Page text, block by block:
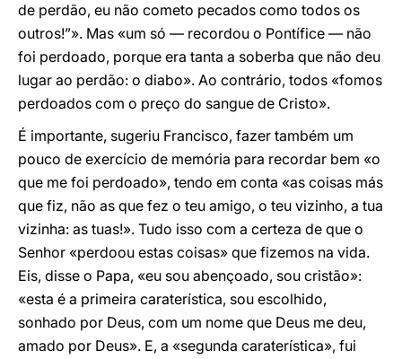
de perdão, eu não cometo pecados como todos os
outros!”». Mas «um só — recordou o Pontífice — não
foi perdoado, porque era tanta a soberba que não deu
lugar ao perdão: o diabo». Ao contrário, todos «fomos
perdoados com o preço do sangue de Cristo».
É importante, sugeriu Francisco, fazer também um
pouco de exercício de memória para recordar bem «o
que me foi perdoado», tendo em conta «as coisas más
que fiz, não as que fez o teu amigo, o teu vizinho, a tua
vizinha: as tuas!». Tudo isso com a certeza de que o
Senhor «perdoou estas coisas» que fizemos na vida.
Eis, disse o Papa, «eu sou abençoado, sou cristão»:
«esta é a primeira caraterística, sou escolhido,
sonhado por Deus, com um nome que Deus me deu,
amado por Deus». E, a «segunda caraterística», fui